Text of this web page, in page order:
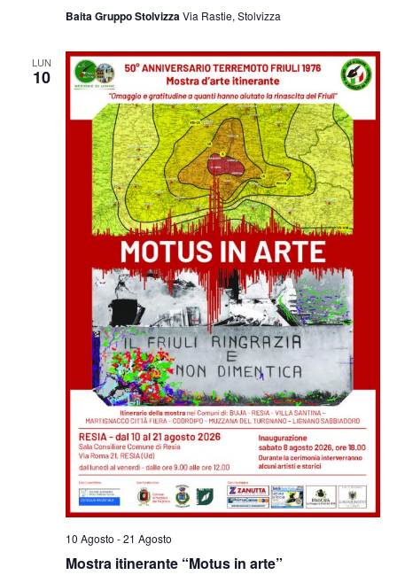
Baita Gruppo StolvizzaVia Rastie, Stolvizza
LUN
10
Mostra itinerante “Motus in arte”
10 Agosto -21 Agosto